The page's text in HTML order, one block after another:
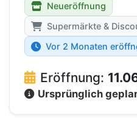
Neueröffnung
Supermärkte &
Vor 2 Monaten
Eröffnung:
Ursprünglich